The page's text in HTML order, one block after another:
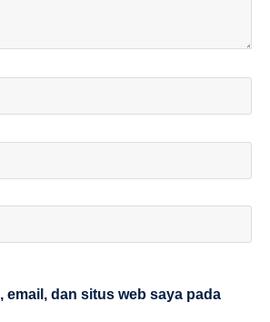
email, dan situs web saya pada